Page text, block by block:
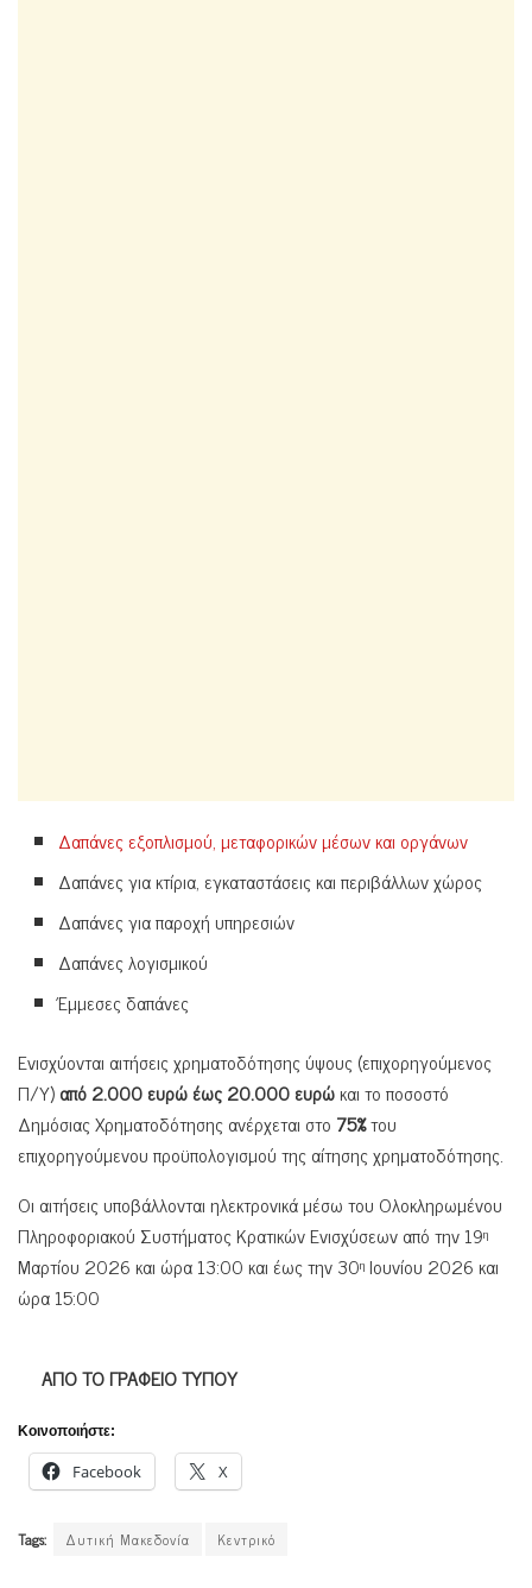
Δαπάνες εξοπλισμού, μεταφορικών μέσων και οργάνων
Δαπάνες για κτίρια, εγκαταστάσεις και περιβάλλων χώρος
Δαπάνες για παροχή υπηρεσιών
Δαπάνες λογισμικού
Έμμεσες δαπάνες
Ενισχύονται αιτήσεις χρηματοδότησης ύψους (επιχορηγούμενος
Π/Υ)από2.000 ευρώ έως 20.000 ευρώκαι το ποσοστό
Δημόσιας Χρηματοδότησης ανέρχεται στο 75%του
επιχορηγούμενου προϋπολογισμού της αίτησης χρηματοδότησης.
Οι αιτήσεις υποβάλλονται ηλεκτρονικά μέσω του Ολοκληρωμένου
Πληροφοριακού Συστήματος Κρατικών Ενισχύσεων από την 19η
Μαρτίου 2026 και ώρα 13:00 και έως την 30η Ιουνίου 2026 και
ώρα 15:00
ΑΠΟ ΤΟ ΓΡΑΦΕΙΟ ΤΥΠΟΥ
Κοινοποιήστε:
Facebook X
Tags: Δυτική Μακεδονία Κεντρικό